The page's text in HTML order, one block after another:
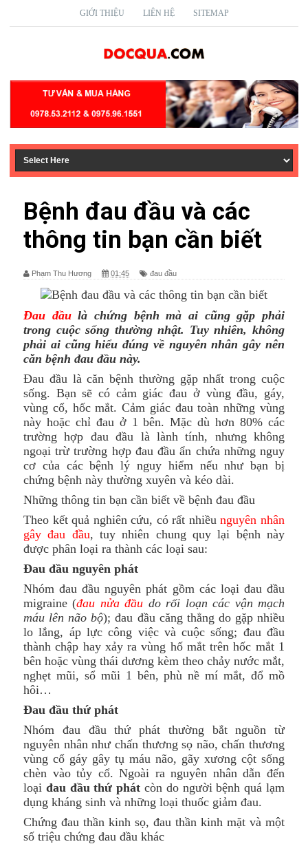
GIỚI THIỆU LIÊN HỆ SITEMAP
Bệnh đau đầu và các
thông tin bạn cần biết
Phạm Thu Hương 01:45 đau đầu
Đau đầulà chứng bệnh mà ai cũng gặp phải
trong cuộc sống thường nhật. Tuy nhiên, không
phải ai cũng hiểu đúng về nguyên nhân gây nên
căn bệnh đau đầu này.
Đau đầu là căn bệnh thường gặp nhất trong cuộc
sống. Bạn sẽ có cảm giác đau ở vùng đầu, gáy,
vùng cổ, hốc mắt. Cảm giác đau toàn những vùng
này hoặc chỉ đau ở 1 bên. Mặc dù hơn 80% các
trường hợp đau đầu là lành tính, nhưng không
ngoại trừ trường hợp đau đầu ẩn chứa những nguy
cơ của các bệnh lý nguy hiểm nếu như bạn bị
chứng bệnh này thường xuyên và kéo dài.
Những thông tin bạn cần biết về bệnh đau đầu
Theo kết quả nghiên cứu, có rất nhiềunguyên nhân
gây đau đầu, tuy nhiên chung quy lại bệnh này
được phân loại ra thành các loại sau:
Đau đầu nguyên phát
Nhóm đau đầu nguyên phát gồm các loại đau đầu
migraine (đau nửa đầu do rối loạn các vận mạch
máu lên não bộ); đau đầu căng thẳng do gặp nhiều
lo lắng, áp lực công việc và cuộc sống; đau đầu
thành chập hay xảy ra vùng hố mắt trên hốc mắt 1
bên hoặc vùng thái dương kèm theo chảy nước mắt,
nghẹt mũi, sổ mũi 1 bên, phù nề mí mắt, đổ mồ
hôi…
Đau đầu thứ phát
Nhóm đau đầu thứ phát thường bắt nguồn từ
nguyên nhân như chấn thương sọ não, chấn thương
vùng cổ gáy gây tụ máu não, gãy xương cột sống
chèn vào tủy cổ. Ngoài ra nguyên nhân dẫn đến
loại đau đầu thứ phát còn do người bệnh quá lạm
dụng kháng sinh và những loại thuốc giảm đau.
Chứng đau thần kinh sọ, đau thần kinh mặt và một
số triệu chứng đau đầu khác